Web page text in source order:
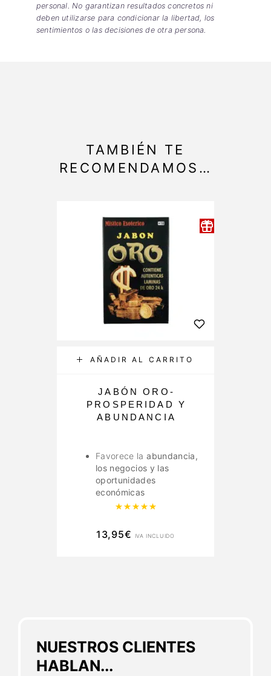
personal. No garantizan resultados concretos ni
deben utilizarse para condicionar la libertad, los
sentimientos o las decisiones de otra persona.
NUESTROS CLIENTES
HABLAN...
TAMBIÉN TE
RECOMENDAMOS…
AÑADIR AL CARRITO
JABÓN ORO-
PROSPERIDAD Y
ABUNDANCIA
Favorece laabundancia,
los negocios y las
oportunidades
económicas
Valorado con
13,95€ IVA INCLUIDO